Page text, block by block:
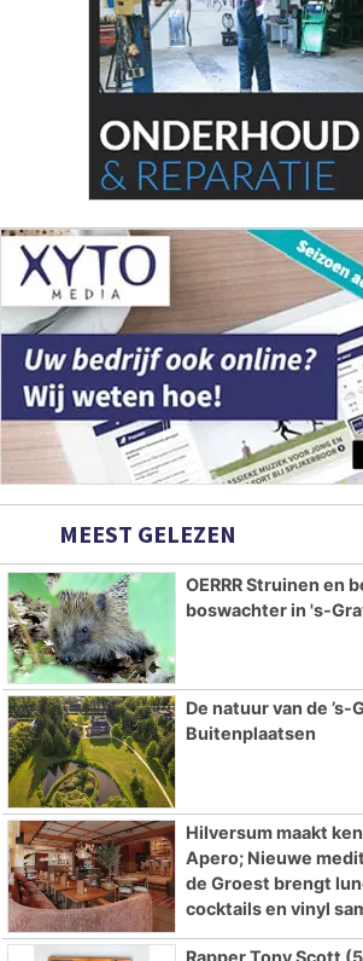
MEEST GELEZEN
OERRR Struinen en
boswachter in 's-
De natuur van de ’s-
Buitenplaatsen
Hilversum maakt
Apero; Nieuwe
de Groest brengt
cocktails en vinyl
Rapper Tony Scott